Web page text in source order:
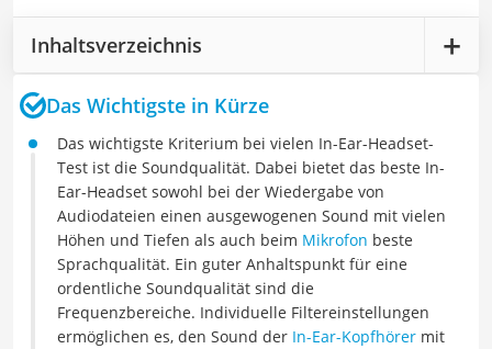
Inhaltsverzeichnis
Das Wichtigste in Kürze
Das wichtigste Kriterium bei vielen In-Ear-Headset-
Test ist die Soundqualität. Dabei bietet das beste In-
Ear-Headset sowohl bei der Wiedergabe von
Audiodateien einen ausgewogenen Sound mit vielen
Höhen und Tiefen als auch beim Mikrofon beste
Sprachqualität. Ein guter Anhaltspunkt für eine
ordentliche Soundqualität sind die
Frequenzbereiche. Individuelle Filtereinstellungen
ermöglichen es, den Sound der In-Ear-Kopfhörer mit